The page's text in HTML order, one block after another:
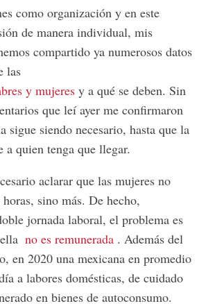
como organización y en este
de manera individual, mis
compartido ya numerosos datos
las
y mujeres y a qué se deben. Sin
que leí ayer me confirmaron
sigue siendo necesario, hasta que la
quien tenga que llegar.
aclarar que las mujeres no
sino más. De hecho,
jornada laboral, el problema es
no es remunerada . Además del
en 2020 una mexicana en promedio
a labores domésticas, de cuidado
en bienes de autoconsumo.